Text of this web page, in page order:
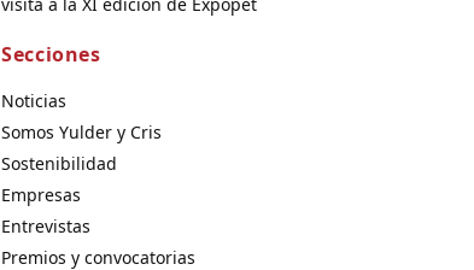
Secciones
Noticias
Somos Yulder y Cris
Sostenibilidad
Empresas
Entrevistas
Premios y convocatorias